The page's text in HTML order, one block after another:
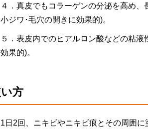
４．真皮でもコラーゲンの分泌を高め
小ジワ･毛穴の開きに効果的)。
５．表皮内でのヒアルロン酸などの粘
効果的)。
方
1日2回、ニキビやニキビ痕とその周囲に